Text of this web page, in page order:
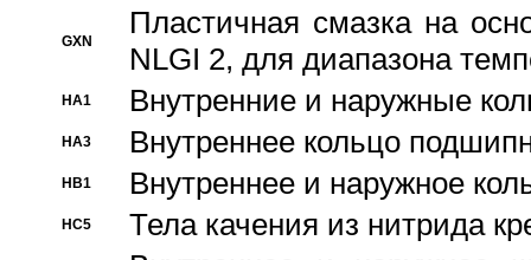
GXN
Пластичная смазка на
NLGI 2, для диапазона
HA1 Внутренние и наружные
HA3 Bнутреннее кольцо
HB1 Bнутреннее и наружное
HC5 Тела качения из нитрида